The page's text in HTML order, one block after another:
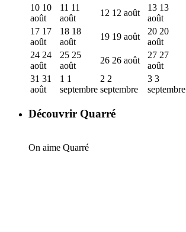
10 10
août
11 11
août
12 12 août
13 13
août
17 17
août
18 18
août
19 19 août
20 20
août
24 24
août
25 25
août
26 26 août
27 27
août
31 31
août
1 1
septembre
2 2
septembre
3 3
septembre
Découvrir Quarré
On aime Quarré